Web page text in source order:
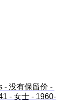
- 没有保留价 -
- 女士 - 1960-